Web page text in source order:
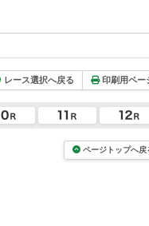
レース選択へ戻る 印刷用ペー
ページトップへ戻